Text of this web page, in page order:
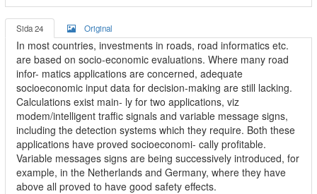
Sida 24 Original
In most countries, investments in roads, road informatics etc.
are based on socio-economic evaluations. Where many road
infor- matics applications are concerned, adequate
socioeconomic input data for decision-making are still lacking.
Calculations exist main- ly for two applications, viz
modem/intelligent traffic signals and variable message signs,
including the detection systems which they require. Both these
applications have proved socioeconomi- cally profitable.
Variable messages signs are being successively introduced, for
example, in the Netherlands and Germany, where they have
above all proved to have good safety effects.